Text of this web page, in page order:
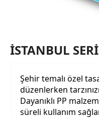
İSTANBUL
Şehir temalı özel
düzenlerken
Dayanıklı PP
süreli kullanım